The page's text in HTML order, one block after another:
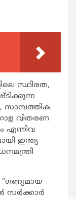
സ്ഥിരത,
വിതരണ
എന്നിവ
ഇന്ത്യ
സര്‍ക്കാര്‍